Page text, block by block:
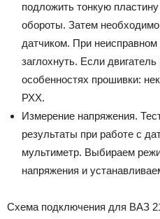
подложить тонкую
обороты. Затем
датчиком. При
заглохнуть. Если
особенностях прошивки:
РХХ.
Измерение напряжения.
результаты при работе с
мультиметр. Выбираем
напряжения и
Схема подключения для ВАЗ